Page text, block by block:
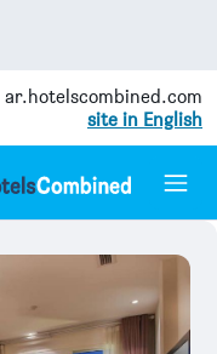
ar.hotelscombined.com
site in English